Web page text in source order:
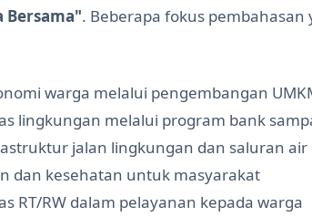
Bersama". Beberapa fokus pembahasan
warga melalui pengembangan
lingkungan melalui program bank
jalan lingkungan dan saluran air
dan kesehatan untuk masyarakat
RT/RW dalam pelayanan kepada warga